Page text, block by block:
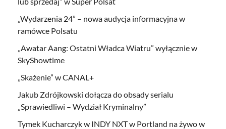
„Wydarzenia 24” – nowa audycja informacyjna w
ramówce Polsatu
„Awatar Aang: Ostatni Władca Wiatru” wyłącznie w
SkyShowtime
„Skażenie” w CANAL+
Jakub Zdrójkowski dołącza do obsady serialu
„Sprawiedliwi – Wydział Kryminalny”
Tymek Kucharczyk w INDY NXT w Portland na żywo w